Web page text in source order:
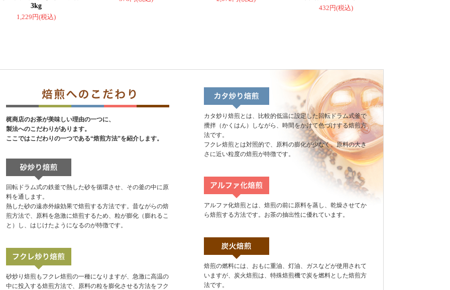
3kg
1,229円(税込)
432円(税込)
梶商店のお茶が美味しい理由の一つに、
製法へのこだわりがあります。
ここではこだわりの一つである“焙煎方法”を紹介します。
回転ドラム式の鉄釜で熱した砂を循環させ、その釜の中に原
料を通します。
熱した砂の遠赤外線効果で焙煎する方法です。昔ながらの焙
煎方法で、原料を急激に焙煎するため、粒が膨化（膨れるこ
と）し、はじけたようになるのが特徴です。
砂炒り焙煎もフクレ焙煎の一種になりますが、急激に高温の
中に投入する焙煎方法で、原料の粒を膨化させる方法をフク
カタ炒り焙煎とは、比較的低温に設定した回転ドラム式釜で
攪拌（かくはん）しながら、時間をかけて色づけする焙煎方
法です。
フクレ焙煎とは対照的で、原料の膨化が少なく、原料の大き
さに近い粒度の焙煎が特徴です。
アルファ化焙煎とは、焙煎の前に原料を蒸し、乾燥させてか
ら焙煎する方法です。お茶の抽出性に優れています。
焙煎の燃料には、おもに重油、灯油、ガスなどが使用されて
いますが、炭火焙煎は、特殊焙煎機で炭を燃料とした焙煎方
法です。